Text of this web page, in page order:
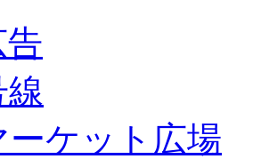
告
線
ーケット広場